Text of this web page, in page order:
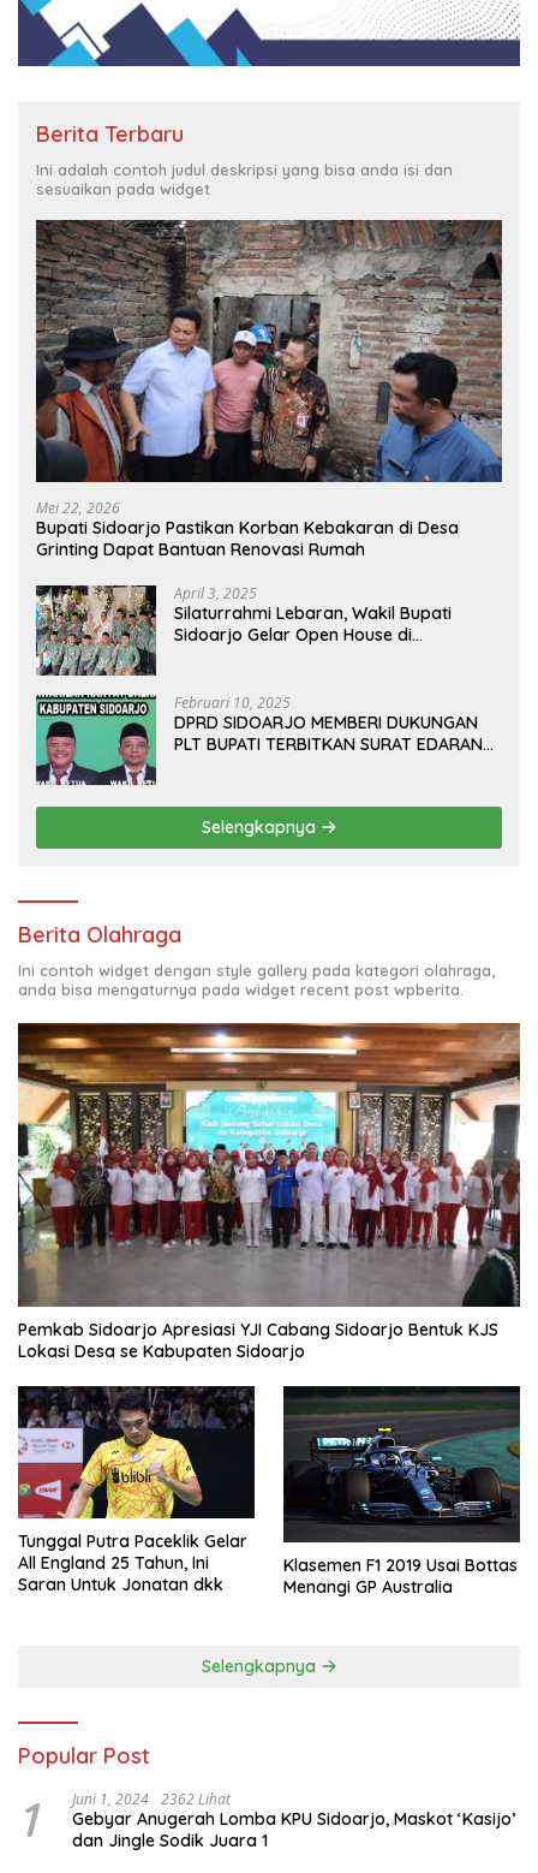
Berita Terbaru
Ini adalah contoh judul deskripsi yang bisa anda isi dan
sesuaikan pada widget
Mei 22, 2026
Bupati Sidoarjo Pastikan Korban Kebakaran di Desa
Grinting Dapat Bantuan Renovasi Rumah
April 3, 2025
Silaturrahmi Lebaran, Wakil Bupati
Sidoarjo Gelar Open House di
Februari 10, 2025
DPRD SIDOARJO MEMBERI DUKUNGAN
PLT BUPATI TERBITKAN SURAT EDARAN
KELUAR KOTA
Selengkapnya
Berita Olahraga
Ini contoh widget dengan style gallery pada kategori olahraga,
anda bisa mengaturnya pada widget recent post wpberita.
Pemkab Sidoarjo Apresiasi YJI Cabang Sidoarjo Bentuk KJS
Lokasi Desa se Kabupaten Sidoarjo
Tunggal Putra Paceklik Gelar
All England 25 Tahun, Ini
Saran Untuk Jonatan dkk
Klasemen F1 2019 Usai Bottas
Menangi GP Australia
Selengkapnya
Popular Post
1 Juni 1, 2024 2362 Lihat
Gebyar Anugerah Lomba KPU Sidoarjo, Maskot ‘Kasijo’
dan Jingle Sodik Juara 1